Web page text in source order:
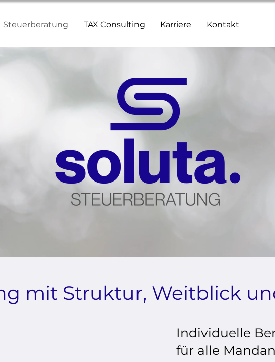
Steuerberatung TAX Consulting Karriere Kontakt
mit Struktur, Weitblick
Individuelle
für alle